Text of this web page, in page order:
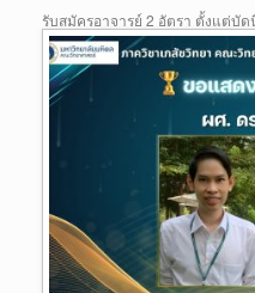
รับสมัครอาจารย์ 2 อัตรา ตั้งแต่บั